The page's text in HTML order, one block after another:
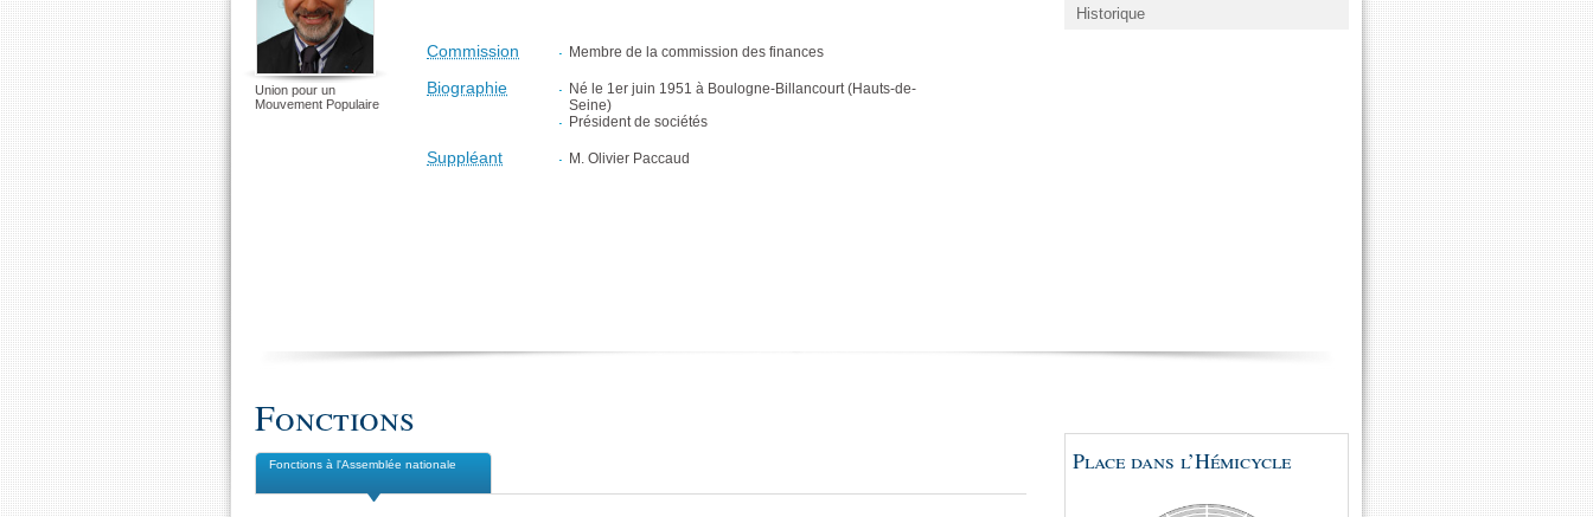
Commission Membre de la commission des finances
Biographie
Né le 1er juin 1951 à Boulogne-Billancourt (Hauts-de-
Seine)
Président de sociétés
Suppléant M. Olivier Paccaud
Union pour un
Mouvement Populaire
Historique
Fonctions
Fonctions à l'Assemblée nationale Place dans l’Hémicycle